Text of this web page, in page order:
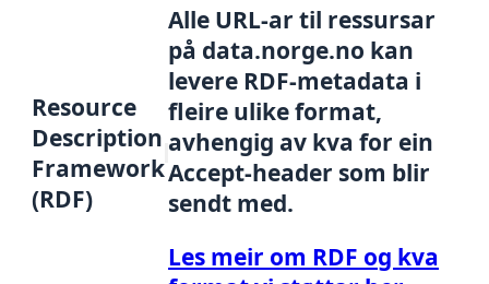
Resource
Description
Framework
(RDF)
Alle URL-ar til ressursar
på data.norge.no kan
levere RDF-metadata i
fleire ulike format,
avhengig av kva for ein
Accept-header som blir
sendt med.
Les meir om RDF og kva